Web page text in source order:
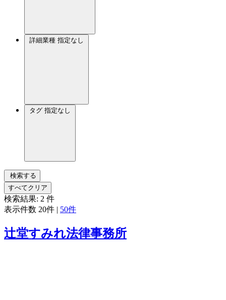
詳細業種 指定なし
タグ 指定なし
検索する
すべてクリア
検索結果: 2 件
表示件数 20件 | 50件
辻堂すみれ法律事務所